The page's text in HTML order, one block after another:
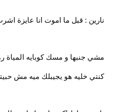
نارين : قبل ما اموت انا عايزة
مشي جنبها و مسك كوبايه
كنتي خليه هو يجيبلك ميه مش